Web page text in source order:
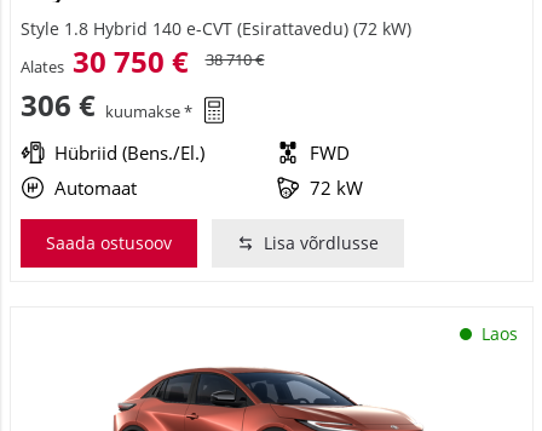
Style 1.8 Hybrid 140 e-CVT (Esirattavedu) (72 kW)
Alates 30 750 € 38 710 €
306 € kuumakse *
Hübriid (Bens./El.)
FWD
Automaat
72 kW
Saada ostusoov Lisa võrdlusse
Laos